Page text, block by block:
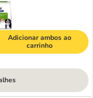
Adicionar ambos ao
carrinho